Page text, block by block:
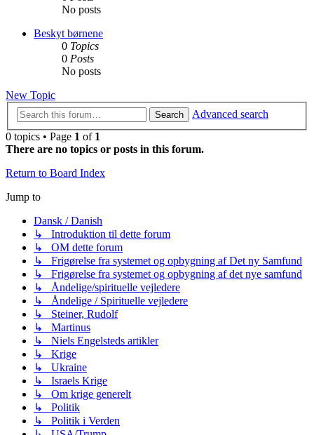
No posts
Beskyt børnene
0 Topics
0 Posts
No posts
New Topic
Search
Advanced search
0 topics • Page 1 of 1
There are no topics or posts in this forum.
Return to Board Index
Jump to
Dansk / Danish
↳ Introduktion til dette forum
↳ OM dette forum
↳ Frigørelse fra systemet og opbygning af Det ny Samfund
↳ Frigørelse fra systemet og opbygning af det nye samfund
↳ Åndelige/spirituelle vejledere
↳ Åndelige / Spirituelle vejledere
↳ Steiner, Rudolf
↳ Martinus
↳ Niels Engelsteds artikler
↳ Krige
↳ Ukraine
↳ Israels Krige
↳ Om krige generelt
↳ Politik
↳ Politik i Verden